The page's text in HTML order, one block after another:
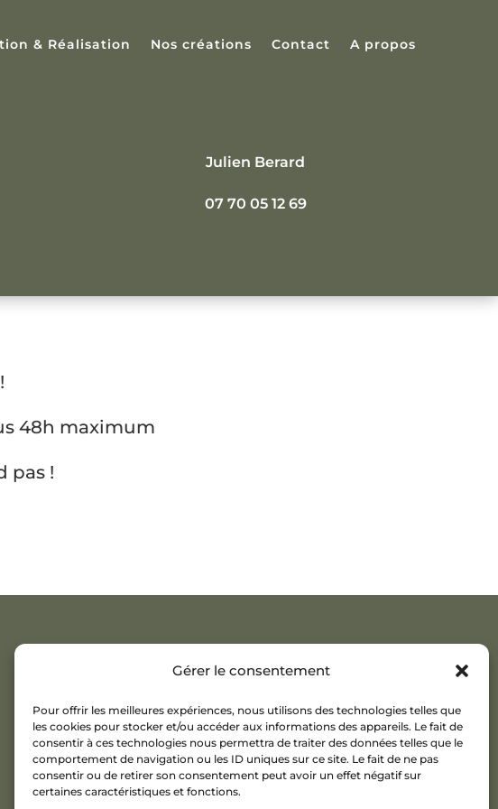
Gérer le consentement
Pour offrir les meilleures expériences, nous utilisons des technologies telles que
les cookies pour stocker et/ou accéder aux informations des appareils. Le fait de
consentir à ces technologies nous permettra de traiter des données telles que le
comportement de navigation ou les ID uniques sur ce site. Le fait de ne pas
consentir ou de retirer son consentement peut avoir un effet négatif sur
certaines caractéristiques et fonctions.
& Réalisation Nos créations Contact A propos
Julien Berard
07 70 05 12 69
48h maximum
pas !